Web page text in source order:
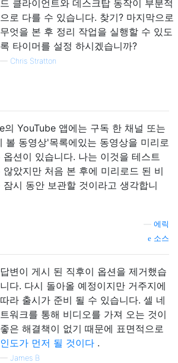
드 클라이언트와 데스크탑 동작이 부분적
으로 다를 수 있습니다. 찾기? 마지막으로
무엇을 본 후 정리 작업을 실행할 수 있도
록 타이머를 설정 하시겠습니까?
— Chris Stratton
의 YouTube 앱에는 구독 한 채널 또는
볼 동영상'목록에있는 동영상을 미리로
옵션이 있습니다. 나는 이것을 테스트
않았지만 처음 본 후에 미리로드 된 비
잠시 동안 보관할 것이라고 생각합니
에릭
소스
답변이 게시 된 직후이 옵션을 제거했습
니다. 다시 돌아올 예정이지만 거주지에
따라 출시가 준비 될 수 있습니다. 셀 네
트워크를 통해 비디오를 가져 오는 것이
좋은 해결책이 없기 때문에 표면적으로
인도가 먼저 될 것이다 .
— James B